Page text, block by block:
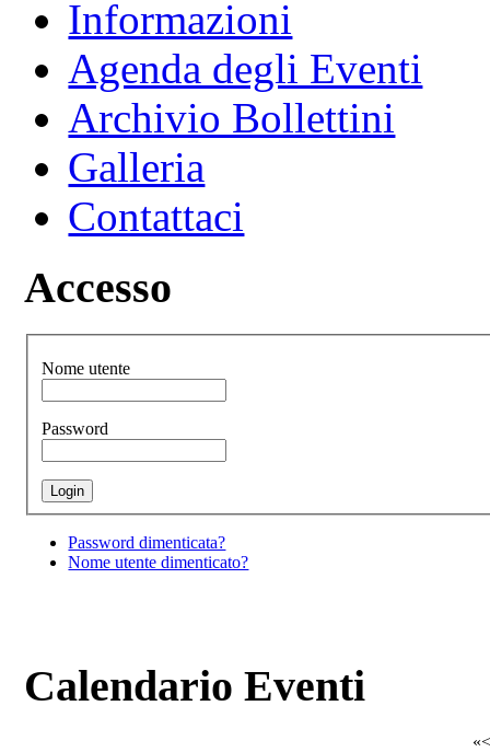
Informazioni
Agenda degli Eventi
Archivio Bollettini
Galleria
Contattaci
Accesso
Nome utente
Password
Password dimenticata?
Nome utente dimenticato?
Calendario Eventi
«<